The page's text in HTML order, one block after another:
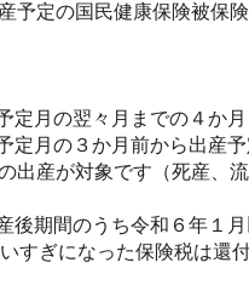
定の国民健康保険被保
月の翌々月までの４か月
月の３か月前から出産
出産が対象です（死産、
期間のうち令和６年１
すぎになった保険税は還付